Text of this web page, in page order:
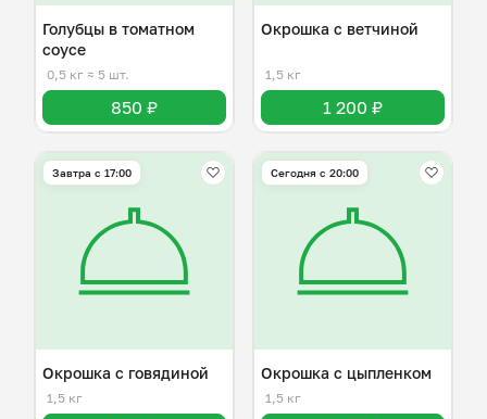
Голубцы в томатном
соусе
0,5 кг ≈ 5 шт.
850 ₽
Окрошка с ветчиной
1,5 кг
1 200 ₽
Завтра c 17:00
Окрошка с говядиной
1,5 кг
Сегодня с 20:00
Окрошка с цыпленком
1,5 кг